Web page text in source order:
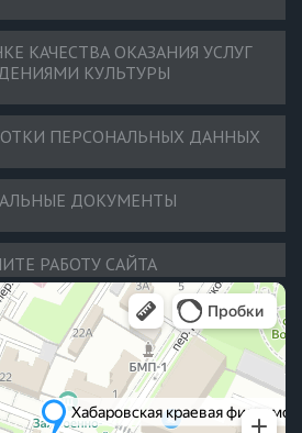
КАЧЕСТВА ОКАЗАНИЯ УСЛУГ
КУЛЬТУРЫ
ПЕРСОНАЛЬНЫХ ДАННЫХ
ДОКУМЕНТЫ
РАБОТУ САЙТА